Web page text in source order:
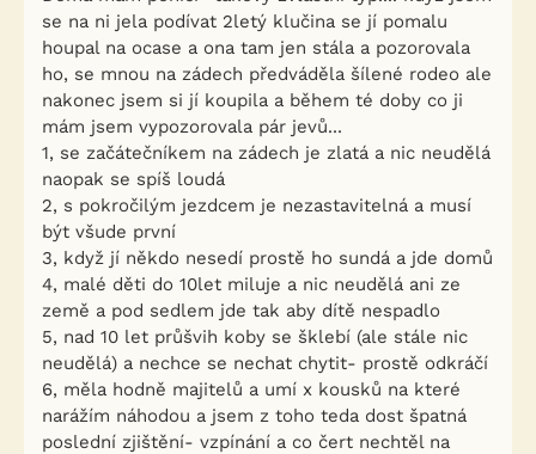
se na ni jela podívat 2letý klučina se jí pomalu
houpal na ocase a ona tam jen stála a pozorovala
ho, se mnou na zádech předváděla šílené rodeo ale
nakonec jsem si jí koupila a během té doby co ji
mám jsem vypozorovala pár jevů...
1, se začátečníkem na zádech je zlatá a nic neudělá
naopak se spíš loudá
2, s pokročilým jezdcem je nezastavitelná a musí
být všude první
3, když jí někdo nesedí prostě ho sundá a jde domů
4, malé děti do 10let miluje a nic neudělá ani ze
země a pod sedlem jde tak aby dítě nespadlo
5, nad 10 let průšvih koby se šklebí (ale stále nic
neudělá) a nechce se nechat chytit- prostě odkráčí
6, měla hodně majitelů a umí x kousků na které
narážím náhodou a jsem z toho teda dost špatná
poslední zjištění- vzpínání a co čert nechtěl na